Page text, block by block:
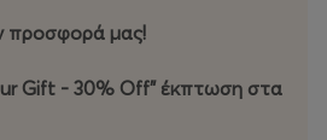
παρουσίαση της δουλειάς
προσφορά μας!
Gift - 30% Off" έκπτωση στα